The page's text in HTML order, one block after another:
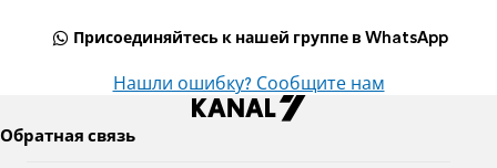
Присоединяйтесь к нашей группе в WhatsApp
Нашли ошибку? Сообщите нам
Обратная связь